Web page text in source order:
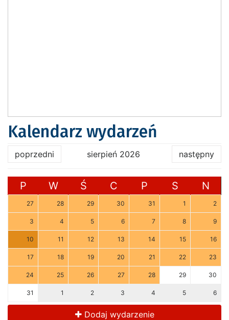
Kalendarz wydarzeń
poprzedni sierpień 2026 następny
P W Ś C P S N
27 28 29 30 31 1 2
3 4 5 6 7 8 9
10 11 12 13 14 15 16
17 18 19 20 21 22 23
24 25 26 27 28 29 30
31 1 2 3 4 5 6
Dodaj wydarzenie